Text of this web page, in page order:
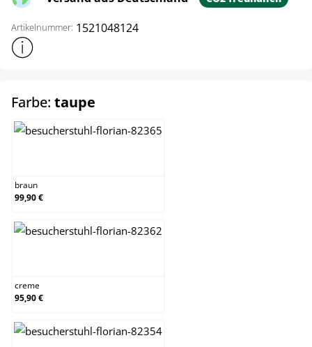
Artikelnummer: 1521048124
Weitere Produktinformationen anzeigen
Farbe: taupe
braun
99,90 €
creme
95,90 €